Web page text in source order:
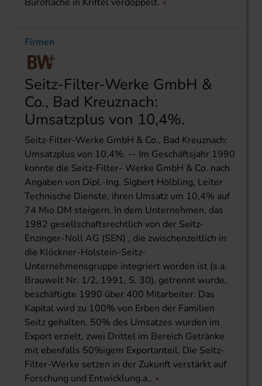
Firmen
Seitz-Filter-Werke GmbH &
Co., Bad Kreuznach:
Umsatzplus von 10,4%.
Seitz-Filter-Werke GmbH & Co., Bad Kreuznach:
Umsatzplus von 10,4%. -- Im Geschäftsjahr 1990
konnte die Seitz-Filter- Werke GmbH & Co. nach
Angaben von Dipl.-Ing. Sigbert Hölbling, Leiter
Technische Dienste, ihren Umsatz um 10,4% auf
74 Mio DM steigern. In dem Unternehmen, das
1982 gesellschaftsrechtlich von der Seitz-
Enzinger-Noll AG (SEN) , die zwischenzeitlich in
die Klöckner-Holstein-Seitz-
Unternehmensgruppe integriert worden ist (s.a.
Brauwelt Nr. 1/2, 1991, S. 30), getrennt wurde,
beschäftigte 1990 über 400 Mitarbeiter. Das
Kapital wird zu 100% von Erben der Familien
Seitz gehalten. 50% des Umsatzes wurden im
Export erzielt, zwei Drittel im Bereich Getränke
mit ebenfalls 50%igem Exportanteil. Die Seitz-
Filter-Werke setzen in der Zukunft verstärkt auf
Forschung und Entwicklung.a..